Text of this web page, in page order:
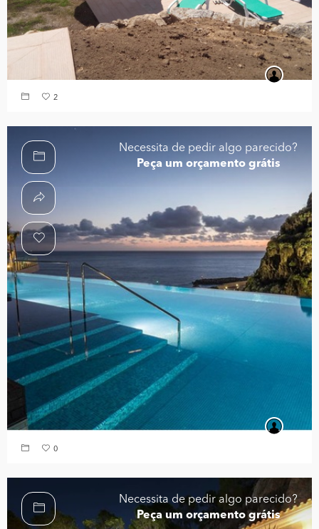
2
Necessita de pedir algo parecido?
Peça um orçamento grátis
0
Necessita de pedir algo parecido?
Peça um orçamento grátis